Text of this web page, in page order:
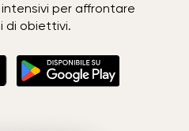
per affrontare
di obiettivi.